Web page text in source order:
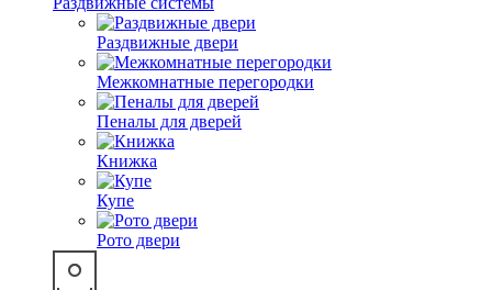
Раздвижные двери
Межкомнатные перегородки
Пеналы для дверей
Книжка
Купе
Рото двери